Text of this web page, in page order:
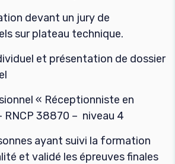
devant un jury de
sur plateau technique.
et présentation de dossier
« Réceptionniste en
RNCP 38870 – niveau 4
ayant suivi la formation
et validé les épreuves finales